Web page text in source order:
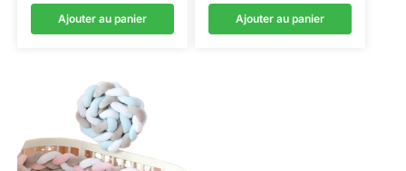
Ajouter au panier Ajouter au panier